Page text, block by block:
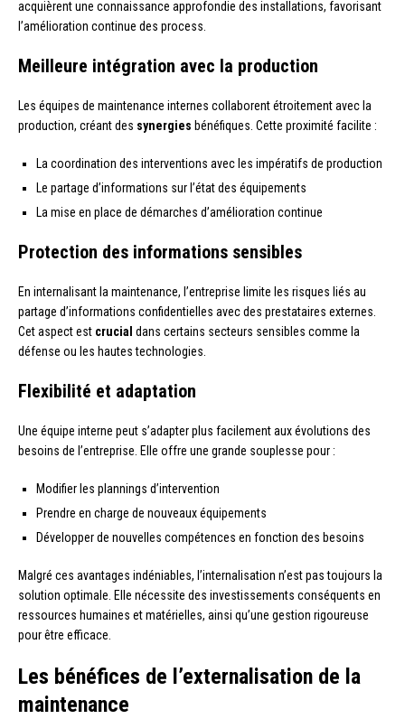
acquièrent une connaissance approfondie des installations, favorisant
l’amélioration continue des process.
Meilleure intégration avec la production
Les équipes de maintenance internes collaborent étroitement avec la
production, créant des synergies bénéfiques. Cette proximité facilite :
La coordination des interventions avec les impératifs de production
Le partage d’informations sur l’état des équipements
La mise en place de démarches d’amélioration continue
Protection des informations sensibles
En internalisant la maintenance, l’entreprise limite les risques liés au
partage d’informations confidentielles avec des prestataires externes.
Cet aspect est crucial dans certains secteurs sensibles comme la
défense ou les hautes technologies.
Flexibilité et adaptation
Une équipe interne peut s’adapter plus facilement aux évolutions des
besoins de l’entreprise. Elle offre une grande souplesse pour :
Modifier les plannings d’intervention
Prendre en charge de nouveaux équipements
Développer de nouvelles compétences en fonction des besoins
Malgré ces avantages indéniables, l’internalisation n’est pas toujours la
solution optimale. Elle nécessite des investissements conséquents en
ressources humaines et matérielles, ainsi qu’une gestion rigoureuse
pour être efficace.
Les bénéfices de l’externalisation de la
maintenance